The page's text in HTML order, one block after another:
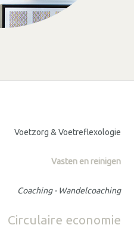
Voetzorg & Voetreflexologie
Vasten en reinigen
Coaching - Wandelcoaching
Circulaire economie